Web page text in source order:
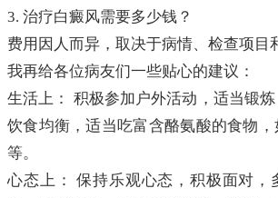
3. 治疗白癜风需要多少钱？
费用因人而异，取决于病情、检查项目
我再给各位病友们一些贴心的建议：
生活上： 积极参加户外活动，适当锻
饮食均衡，适当吃富含酪氨酸的食物
等。
心态上： 保持乐观心态，积极面对，